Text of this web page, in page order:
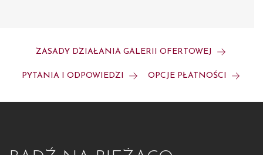
ZASADY DZIAŁANIA GALERII OFERTOWEJ
PYTANIA I ODPOWIEDZI OPCJE PŁATNOŚCI